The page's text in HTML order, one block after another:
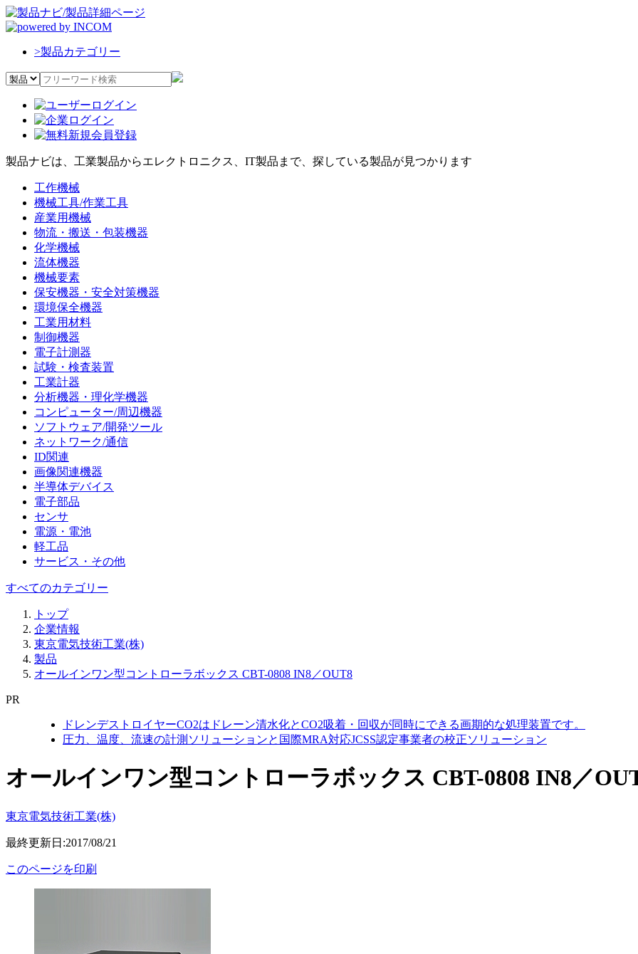
>製品カテゴリー
製品ナビは、工業製品からエレクトロニクス、IT製品まで、探している製品が見つかります
工作機械
機械工具/作業工具
産業用機械
物流・搬送・包装機器
化学機械
流体機器
機械要素
保安機器・安全対策機器
環境保全機器
工業用材料
制御機器
電子計測器
試験・検査装置
工業計器
分析機器・理化学機器
コンピューター/周辺機器
ソフトウェア/開発ツール
ネットワーク/通信
ID関連
画像関連機器
半導体デバイス
電子部品
センサ
電源・電池
軽工品
サービス・その他
すべてのカテゴリー
トップ
企業情報
東京電気技術工業(株)
製品
オールインワン型コントローラボックス CBT-0808 IN8／OUT8
PR
ドレンデストロイヤーCO2はドレーン清水化とCO2吸着・回収が同時にできる画期的な処理装置です。
圧力、温度、流速の計測ソリューションと国際MRA対応JCSS認定事業者の校正ソリューション
オールインワン型コントローラボックス CBT-0808 IN8／
東京電気技術工業(株)
最終更新日:2017/08/21
このページを印刷